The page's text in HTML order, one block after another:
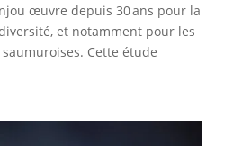
œuvre depuis 30 ans pour la
et notamment pour les
Cette étude